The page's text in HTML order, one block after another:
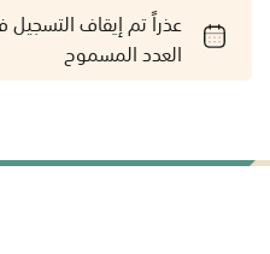
عذراً تم إيقاف
العدد المسموح